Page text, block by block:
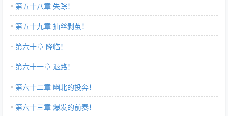
第五十八章 失踪！
第五十九章 抽丝剥茧！
第六十章 降临！
第六十一章 退路！
第六十二章 幽北的投奔！
第六十三章 爆发的前奏！